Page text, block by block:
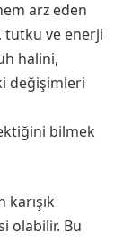
arz eden
tutku ve enerji
halini,
değişimleri
bilmek
karışık
olabilir. Bu